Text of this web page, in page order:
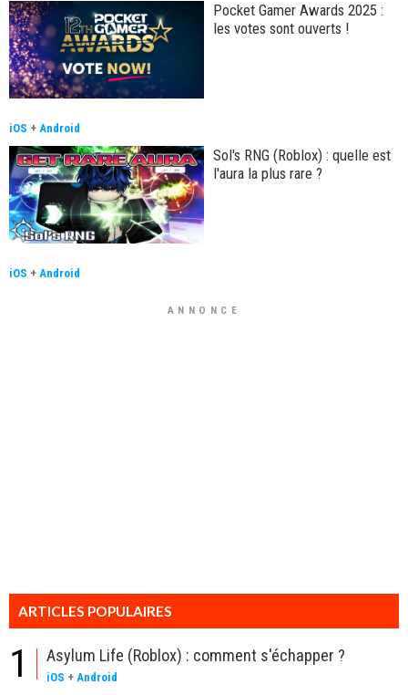
Pocket Gamer Awards 2025 :
les votes sont ouverts !
iOS + Android
Sol's RNG (Roblox) : quelle est
l'aura la plus rare ?
iOS + Android
ANNONCE
ARTICLES POPULAIRES
1 Asylum Life (Roblox) : comment s'échapper ?
iOS + Android